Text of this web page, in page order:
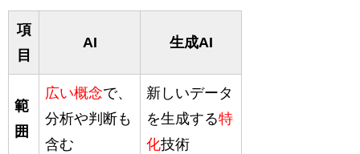
項
目
AI 生成AI
範
囲
広い概念で、
分析や判断も
含む
新しいデータ
を生成する特
化技術